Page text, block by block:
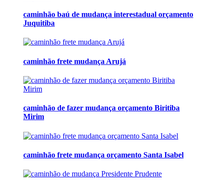
caminhão baú de mudança interestadual orçamento
Juquitiba
caminhão frete mudança Arujá
caminhão de fazer mudança orçamento Biritiba
Mirim
caminhão frete mudança orçamento Santa Isabel